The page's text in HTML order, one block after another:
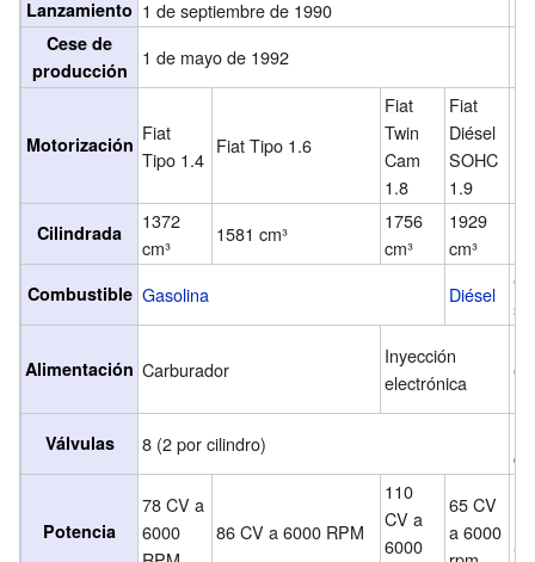
Lanzamiento 1 de septiembre de 1990
Cese de
producción
1 de mayo de 1992
Motorización Fiat
Tipo 1.4
Fiat Tipo 1.6
Fiat
Twin
Cam
1.8
Fiat
Diésel
SOHC
1.9
Cilindrada
1372
cm³
1581 cm³
1756
cm³
1929
cm³
Combustible Gasolina Diésel
Alimentación Carburador
Inyección
electrónica
Válvulas 8 (2 por cilindro)
Potencia
78 CV a
6000
86 CV a 6000 RPM
110
CV a
6000
65 CV
a 6000